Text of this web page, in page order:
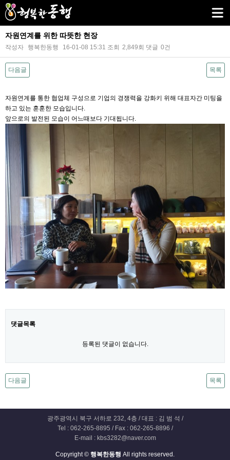
자원연계를 위한 따뜻한 현장
작성자 행복한동행 16-01-08 15:31 조회 2,849회 댓글 0건
다음글 목록
자원연계를 통한 협업체 구성으로 기업의 경쟁력을 강화키 위해 대표자간 미팅을
하고 있는 훈훈한 모습입니다.
앞으로의 발전된 모습이 어느때보다 기대됩니다.
댓글목록
등록된 댓글이 없습니다.
다음글 목록
광주광역시 북구 서하로 232, 4층 / 대표 : 김 범 석 /
Tel : 062-265-8895 / Fax : 062-265-8896 /
E-mail : kbs3282@naver.com
Copyright © 행복한동행 All rights reserved.